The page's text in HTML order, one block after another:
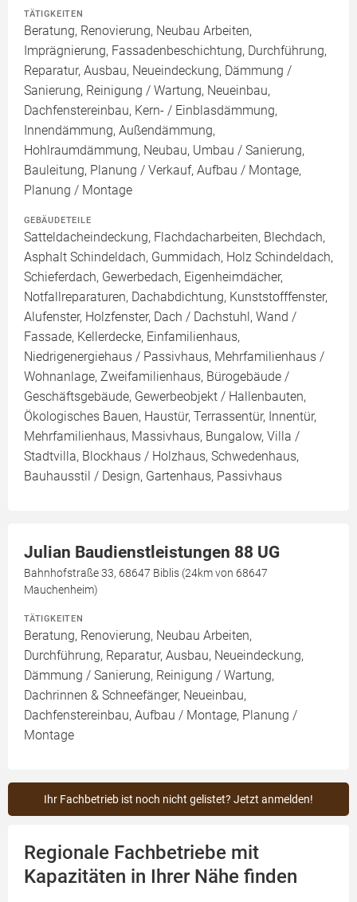
TÄTIGKEITEN
Beratung, Renovierung, Neubau Arbeiten,
Imprägnierung, Fassadenbeschichtung, Durchführung,
Reparatur, Ausbau, Neueindeckung, Dämmung /
Sanierung, Reinigung / Wartung, Neueinbau,
Dachfenstereinbau, Kern- / Einblasdämmung,
Innendämmung, Außendämmung,
Hohlraumdämmung, Neubau, Umbau / Sanierung,
Bauleitung, Planung / Verkauf, Aufbau / Montage,
Planung / Montage
GEBÄUDETEILE
Satteldacheindeckung, Flachdacharbeiten, Blechdach,
Asphalt Schindeldach, Gummidach, Holz Schindeldach,
Schieferdach, Gewerbedach, Eigenheimdächer,
Notfallreparaturen, Dachabdichtung, Kunststofffenster,
Alufenster, Holzfenster, Dach / Dachstuhl, Wand /
Fassade, Kellerdecke, Einfamilienhaus,
Niedrigenergiehaus / Passivhaus, Mehrfamilienhaus /
Wohnanlage, Zweifamilienhaus, Bürogebäude /
Geschäftsgebäude, Gewerbeobjekt / Hallenbauten,
Ökologisches Bauen, Haustür, Terrassentür, Innentür,
Mehrfamilienhaus, Massivhaus, Bungalow, Villa /
Stadtvilla, Blockhaus / Holzhaus, Schwedenhaus,
Bauhausstil / Design, Gartenhaus, Passivhaus
Julian Baudienstleistungen 88 UG
Bahnhofstraße 33, 68647 Biblis (24km von 68647
Mauchenheim)
TÄTIGKEITEN
Beratung, Renovierung, Neubau Arbeiten,
Durchführung, Reparatur, Ausbau, Neueindeckung,
Dämmung / Sanierung, Reinigung / Wartung,
Dachrinnen & Schneefänger, Neueinbau,
Dachfenstereinbau, Aufbau / Montage, Planung /
Montage
Ihr Fachbetrieb ist noch nicht gelistet? Jetzt anmelden!
Regionale Fachbetriebe mit
Kapazitäten in Ihrer Nähe finden